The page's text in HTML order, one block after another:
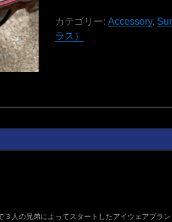
カテゴリー:Accessory,
ラス）
人の兄弟によってスタートしたアイウェアブラ